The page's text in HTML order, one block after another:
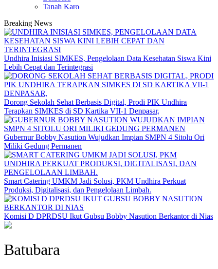
Tanah Karo
Breaking News
Undhira Inisiasi SIMKES, Pengelolaan Data Kesehatan Siswa Kini
Lebih Cepat dan Terintegrasi
Dorong Sekolah Sehat Berbasis Digital, Prodi PIK Undhira
Terapkan SIMKES di SD Kartika VII-1 Denpasar,
Gubernur Bobby Nasution Wujudkan Impian SMPN 4 Sitolu Ori
Miliki Gedung Permanen
Smart Catering UMKM Jadi Solusi, PKM Undhira Perkuat
Produksi, Digitalisasi, dan Pengelolaan Limbah.
Komisi D DPRDSU Ikut Gubsu Bobby Nasution Berkantor di Nias
Batubara